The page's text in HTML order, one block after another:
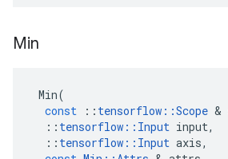
Min
Min(
const
:: tensorflow ::Scope &
:: tensorflow :: Input input,
:: tensorflow :: Input axis,